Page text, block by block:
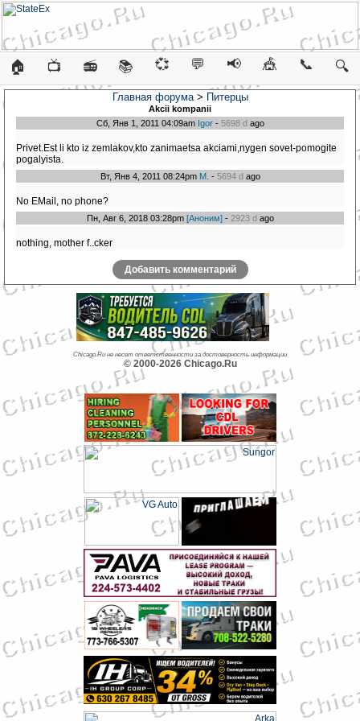
🏠 📺 📻 📚 💞 💬 📢 🎪 📞 🔍
Главная форума> Питерцы
Akcii kompanii
Сб, Янв 1, 2011 04:09am Igor- 5698 dago
Privet.Est li kto iz zemlakov,kto zanimaetsa akciami,nygen sovet-pomogite
pogalyista.
Вт, Янв 4, 2011 08:24pm M. - 5694 dago
No EMail, no phone?
Пн, Авг 6, 2018 03:28pm [Аноним]- 2923 dago
nothing, mother f..cker
Добавить комментарий
Chicago.Ru не несет ответственности за достоверность информации
© 2000-2026 Chicago.Ru